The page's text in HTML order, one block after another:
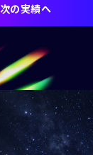
次の実績へ